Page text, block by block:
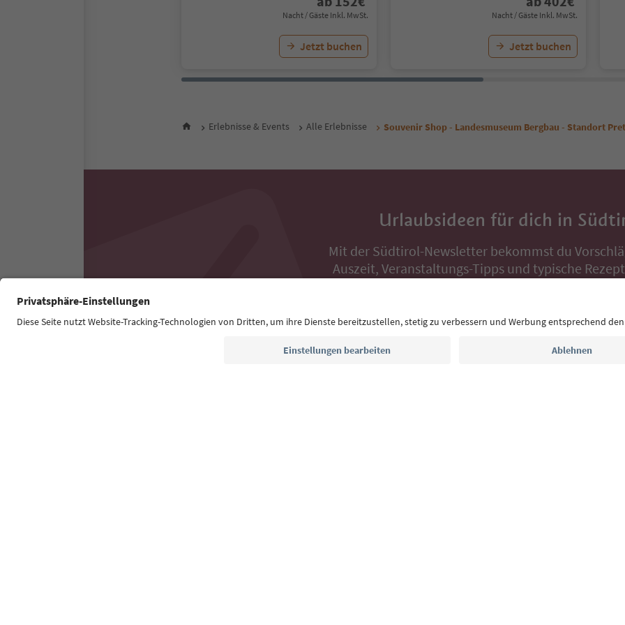
Nacht / Gäste Inkl. MwSt.
Jetzt buchen
Nacht / Gäste Inkl. MwSt.
Jetzt buchen
Erlebnisse & Events Alle Erlebnisse Souvenir Shop - Landesmuseum Bergbau - Standort
Urlaubsideen für dich in
Mit der Südtirol-Newsletter bekommst du
Auszeit, Veranstaltungs-Tipps und typische